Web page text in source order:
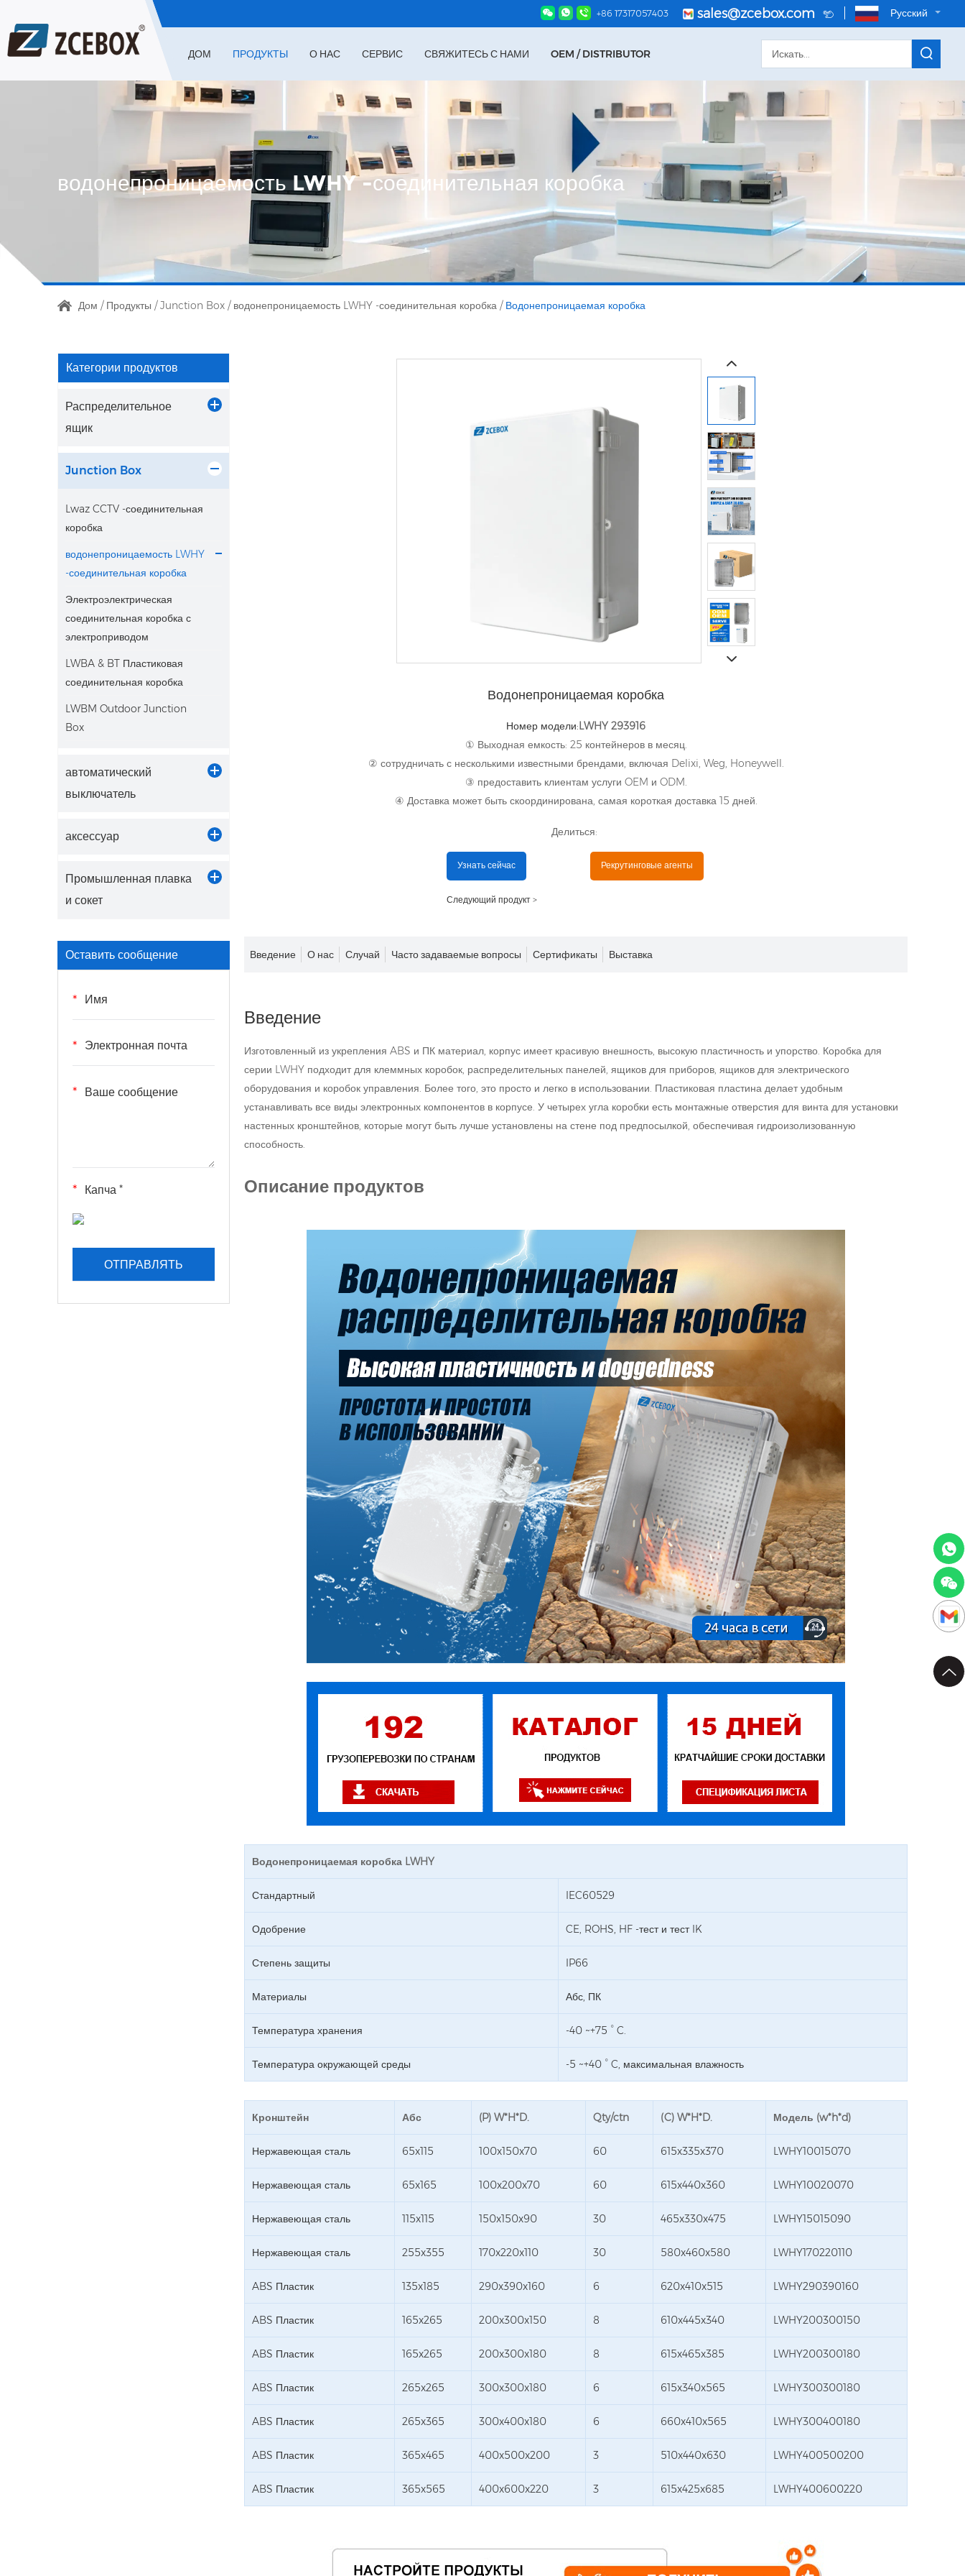
Русский
sales@zcebox.com
+86 17317057403
ДОМ ПРОДУКТЫ О НАС СЕРВИС СВЯЖИТЕСЬ С НАМИ OEM / DISTRIBUTOR
водонепроницаемость LWHY -соединительная коробка
Дом / Продукты /Junction Box / водонепроницаемость LWHY -соединительная коробка / Водонепроницаемая коробка
Водонепроницаемая коробка
Номер модели:LWHY 293916
① Выходная емкость: 25 контейнеров в месяц.
② сотрудничать с несколькими известными брендами, включая Delixi, Weg, Honeywell.
③ предоставить клиентам услуги OEM и ODM.
④ Доставка может быть скоординирована, самая короткая доставка 15 дней.
Делиться:
Узнать сейчас Рекрутинговые агенты
Следующий продукт >
Введение О нас Случай Часто задаваемые вопросы Сертификаты Выставка
Введение
Изготовленный из укрепления ABS и ПК материал, корпус имеет красивую внешность, высокую пластичность и упорство. Коробка для
серии LWHY подходит для клеммных коробок, распределительных панелей, ящиков для приборов, ящиков для электрического
оборудования и коробок управления. Более того, это просто и легко в использовании. Пластиковая пластина делает удобным
устанавливать все виды электронных компонентов в корпусе. У четырех угла коробки есть монтажные отверстия для винта для установки
настенных кронштейнов, которые могут быть лучше установлены на стене под предпосылкой, обеспечивая гидроизолизованную
способность.
Описание продуктов
Водонепроницаемая коробка LWHY
Стандартный IEC60529
Одобрение CE, ROHS, HF -тест и тест IK
Степень защиты IP66
Материалы Абс, ПК
Температура хранения -40 ~+75 ° C.
Температура окружающей среды -5 ~+40 ° C, максимальная влажность
Кронштейн Абс (P) W*H*D. Qty/ctn (C) W*H*D. Модель (w*h*d)
Нержавеющая сталь 65x115 100x150x70 60 615x335x370 LWHY10015070
Нержавеющая сталь 65x165 100x200x70 60 615x440x360 LWHY10020070
Нержавеющая сталь 115x115 150x150x90 30 465x330x475 LWHY15015090
Нержавеющая сталь 255x355 170x220x110 30 580x460x580 LWHY170220110
ABS Пластик 135x185 290x390x160 6 620x410x515 LWHY290390160
ABS Пластик 165x265 200x300x150 8 610x445x340 LWHY200300150
ABS Пластик 165x265 200x300x180 8 615x465x385 LWHY200300180
ABS Пластик 265x265 300x300x180 6 615x340x565 LWHY300300180
ABS Пластик 265x365 300x400x180 6 660x410x565 LWHY300400180
ABS Пластик 365x465 400x500x200 3 510x440x630 LWHY400500200
ABS Пластик 365x565 400x600x220 3 615x425x685 LWHY400600220
Категории продуктов
Распределительное
ящик
Junction Box
Lwaz CCTV -соединительная
коробка
водонепроницаемость LWHY
-соединительная коробка
Электроэлектрическая
соединительная коробка с
электроприводом
LWBA & BT Пластиковая
соединительная коробка
LWBM Outdoor Junction
Box
автоматический
выключатель
аксессуар
Промышленная плавка
и сокет
Оставить сообщение